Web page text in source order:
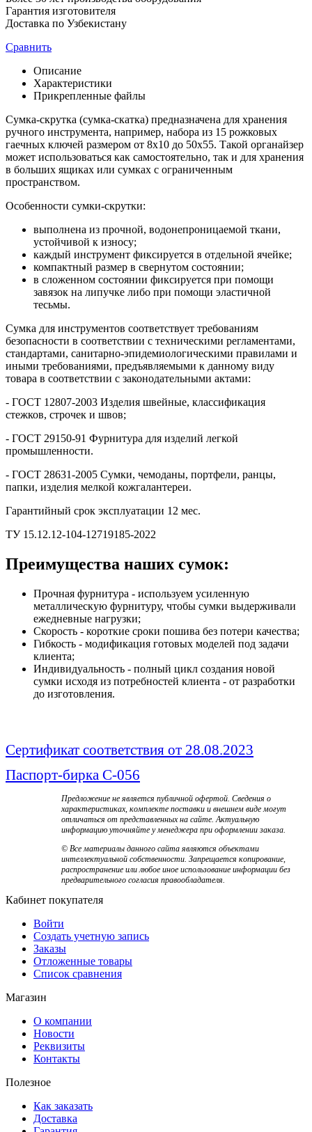
Гарантия изготовителя
Доставка по Узбекистану
Сравнить
Описание
Характеристики
Прикрепленные файлы
Сумка-скрутка (сумка-скатка) предназначена для хранения
ручного инструмента, например, набора из 15 рожковых
гаечных ключей размером от 8х10 до 50х55. Такой органайзер
может использоваться как самостоятельно, так и для хранения
в больших ящиках или сумках с ограниченным
пространством.
Особенности сумки-скрутки:
выполнена из прочной, водонепроницаемой ткани,
устойчивой к износу;
каждый инструмент фиксируется в отдельной ячейке;
компактный размер в свернутом состоянии;
в сложенном состоянии фиксируется при помощи
завязок на липучке либо при помощи эластичной
тесьмы.
Сумка для инструментов соответствует требованиям
безопасности в соответствии с техническими регламентами,
стандартами, санитарно-эпидемиологическими правилами и
иными требованиями, предъявляемыми к данному виду
товара в соответствии с законодательными актами:
- ГОСТ 12807-2003 Изделия швейные, классификация
стежков, строчек и швов;
- ГОСТ 29150-91 Фурнитура для изделий легкой
промышленности.
- ГОСТ 28631-2005 Сумки, чемоданы, портфели, ранцы,
папки, изделия мелкой кожгалантереи.
Гарантийный срок эксплуатации 12 мес.
ТУ 15.12.12-104-12719185-2022
Преимущества наших сумок:
Прочная фурнитура - используем усиленную
металлическую фурнитуру, чтобы сумки выдерживали
ежедневные нагрузки;
Скорость - короткие сроки пошива без потери качества;
Гибкость - модификация готовых моделей под задачи
клиента;
Индивидуальность - полный цикл создания новой
сумки исходя из потребностей клиента - от разработки
до изготовления.
Сертификат соответствия от 28.08.2023
Паспорт-бирка С-056
Предложение не является публичной офертой. Сведения о
характеристиках, комплекте поставки и внешнем виде могут
отличаться от представленных на сайте. Актуальную
информацию уточняйте у менеджера при оформлении заказа.
© Все материалы данного сайта являются объектами
интеллектуальной собственности. Запрещается копирование,
распространение или любое иное использование информации без
предварительного согласия правообладателя.
Кабинет покупателя
Войти
Создать учетную запись
Заказы
Отложенные товары
Список сравнения
Магазин
О компании
Новости
Реквизиты
Контакты
Полезное
Как заказать
Доставка